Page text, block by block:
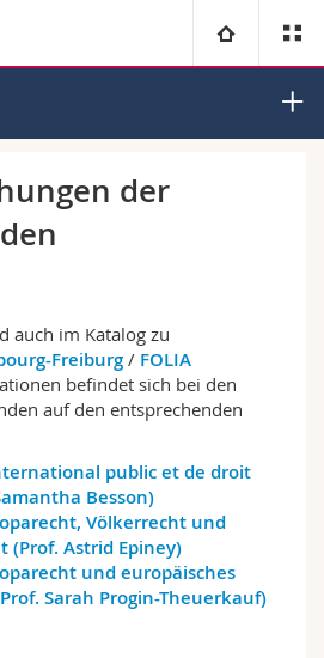
Fak.
Fak.
und Bildungswissenschaften
Fak.
Fakultät Institut für Europarecht
der
auch im Katalog zu
Freiburg / FOLIA
befindet sich bei den
auf den entsprechenden
public et de droit
Besson)
Völkerrecht und
(Prof. Astrid Epiney)
und europäisches
Sarah Progin-Theuerkauf)